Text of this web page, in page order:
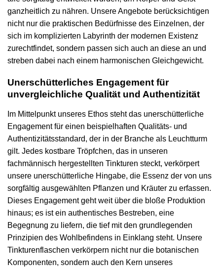
ganzheitlich zu nähren. Unsere Angebote berücksichtigen
nicht nur die praktischen Bedürfnisse des Einzelnen, der
sich im komplizierten Labyrinth der modernen Existenz
zurechtfindet, sondern passen sich auch an diese an und
streben dabei nach einem harmonischen Gleichgewicht.
Unerschütterliches Engagement für
unvergleichliche Qualität und Authentizität
Im Mittelpunkt unseres Ethos steht das unerschütterliche
Engagement für einen beispielhaften Qualitäts- und
Authentizitätsstandard, der in der Branche als Leuchtturm
gilt. Jedes kostbare Tröpfchen, das in unseren
fachmännisch hergestellten Tinkturen steckt, verkörpert
unsere unerschütterliche Hingabe, die Essenz der von uns
sorgfältig ausgewählten Pflanzen und Kräuter zu erfassen.
Dieses Engagement geht weit über die bloße Produktion
hinaus; es ist ein authentisches Bestreben, eine
Begegnung zu liefern, die tief mit den grundlegenden
Prinzipien des Wohlbefindens in Einklang steht. Unsere
Tinkturenflaschen verkörpern nicht nur die botanischen
Komponenten, sondern auch den Kern unseres